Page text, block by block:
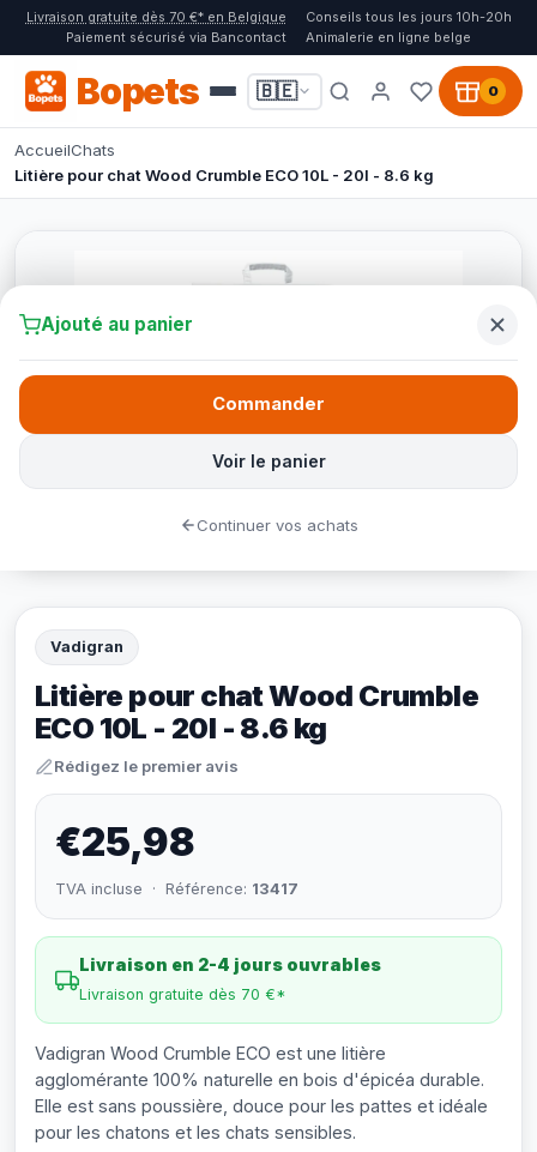
Livraison gratuite dès 70 €* en Belgique
Conseils tous les jours 10h-20h
Paiement sécurisé via Bancontact
Animalerie en ligne belge
Bopets 🇧🇪 0
AccueilChats
Litière pour chat Wood Crumble ECO 10L - 20l - 8.6 kg
Vadigran
Litière pour chat Wood Crumble
ECO 10L - 20l - 8.6 kg
Rédigez le premier avis
€25,98
TVA incluse · Référence: 13417
Livraison en 2-4 jours ouvrables
Livraison gratuite dès 70 €*
Vadigran Wood Crumble ECO est une litière
agglomérante 100% naturelle en bois d'épicéa durable.
Elle est sans poussière, douce pour les pattes et idéale
pour les chatons et les chats sensibles.
Ajouté au panier
Voir le panier
Commander
Continuer vos achats